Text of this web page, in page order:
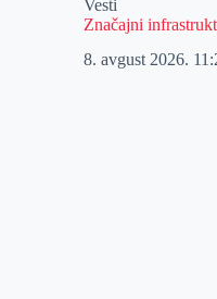
Vesti
Značajni
8. avgust 2026.